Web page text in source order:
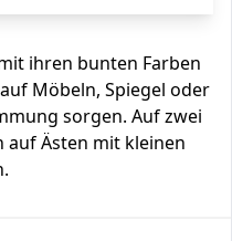
ihren bunten Farben
Möbeln, Spiegel oder
sorgen. Auf zwei
auf Ästen mit kleinen